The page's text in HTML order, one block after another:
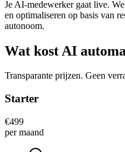
Je AI-medewerker gaat live.
en optimaliseren op basis van
autonoom.
Wat kost AI
Transparante prijzen. Geen
Starter
€499
per maand